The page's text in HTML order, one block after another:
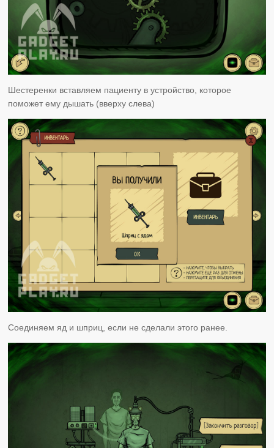
Шестеренки вставляем пациенту в устройство, которое
поможет ему дышать (вверху слева)
Соединяем яд и шприц, если не сделали этого ранее.